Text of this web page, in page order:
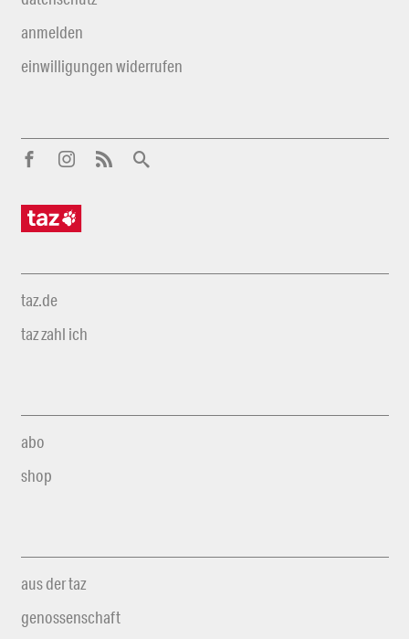
anmelden
einwilligungen widerrufen
taz.de
taz zahl ich
abo
shop
aus der taz
genossenschaft